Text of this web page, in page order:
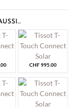
CHF995.00